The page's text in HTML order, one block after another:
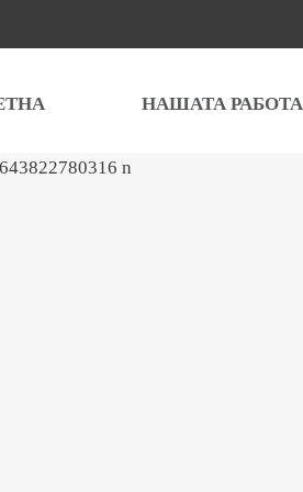
НАШАТА РАБОТА